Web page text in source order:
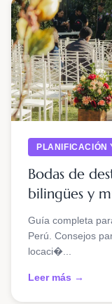
PLANIFICACIÓN
Bodas de
bilingües y
Guía completa
Perú. Consejos
locaci�...
Leer más →